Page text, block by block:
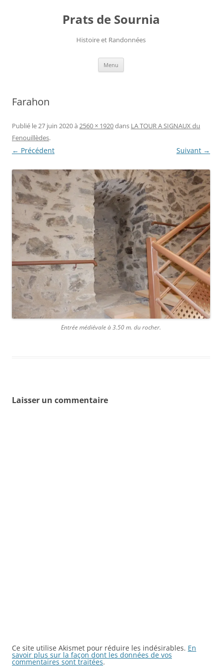
Prats de Sournia
Histoire et Randonnées
Menu
Farahon
Publié le27 juin 2020à 2560 × 1920dans LA TOUR A SIGNAUX du
Fenouillèdes.
← Précédent Suivant →
Entrée médiévale à 3.50 m. du rocher.
Laisser un commentaire
Ce site utilise Akismet pour réduire les indésirables. En
savoir plus sur la façon dont les données de vos
commentaires sont traitées.